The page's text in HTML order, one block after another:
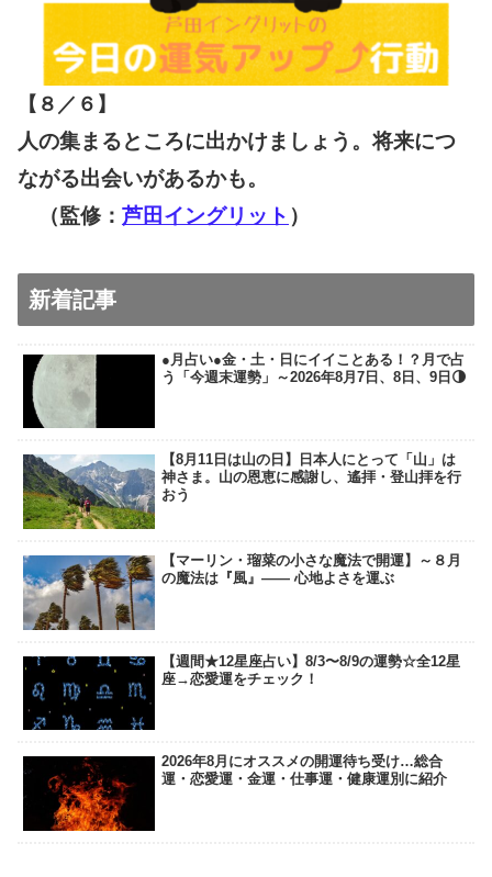
【８／６ 】
人の集まるところに出かけましょう。将来につ
ながる出会いがあるかも。
（監修： 芦田イングリット ）
新着記事
●月占い●金・土・日にイイことある！？月で占
う「今週末運勢」～2026年8月7日、8日、9日🌗
【8月11日は山の日】日本人にとって「山」は
神さま。山の恩恵に感謝し、遙拝・登山拝を行
おう
【マーリン・瑠菜の小さな魔法で開運】～８月
の魔法は『風』―― 心地よさを運ぶ
【週間★12星座占い】8/3〜8/9の運勢☆全12星
座→恋愛運をチェック！
2026年8月にオススメの開運待ち受け…総合
運・恋愛運・金運・仕事運・健康運別に紹介